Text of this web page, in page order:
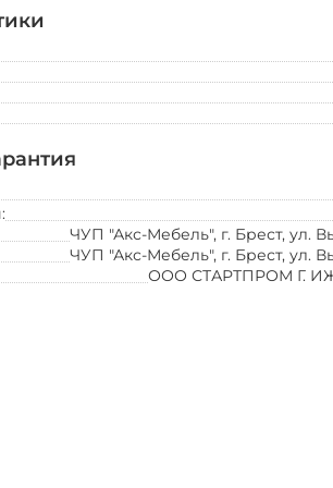
Товары
ЧУП "Акс-Мебель", г. Брест, ул.
ЧУП "Акс-Мебель", г. Брест, ул.
ООО СТАРТПРОМ Г.